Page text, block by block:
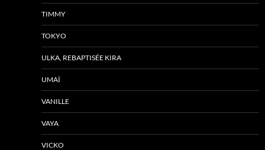
TIMMY
TOKYO
ULKA, REBAPTISÉE KIRA
UMAÏ
VANILLE
VAYA
VICKO